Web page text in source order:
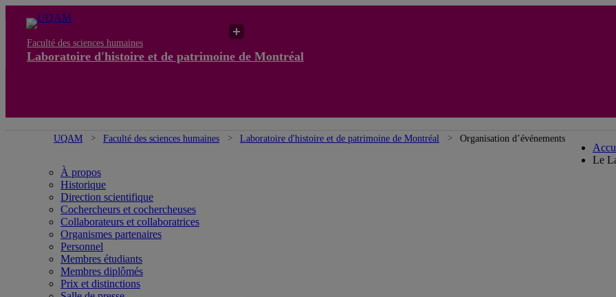
Faculté des sciences humaines
Laboratoire d'histoire et de patrimoine de Montréal
UQAM Faculté des sciences humaines Laboratoire d'histoire et de patrimoine de Montréal Organisation d’événements
Le
À propos
Historique
Direction scientifique
Cochercheurs et cochercheuses
Collaborateurs et collaboratrices
Organismes partenaires
Personnel
Membres étudiants
Membres diplômés
Prix et distinctions